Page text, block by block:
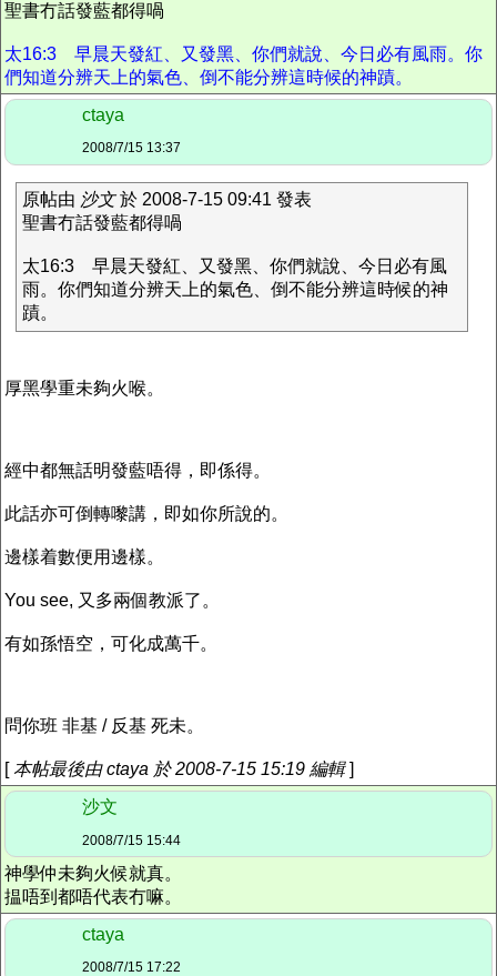
聖書冇話發藍都得喎
太16:3 早晨天發紅、又發黑、你們就說、今日必有風雨。你
們知道分辨天上的氣色、倒不能分辨這時候的神蹟。
ctaya
2008/7/15 13:37
原帖由 沙文於 2008-7-15 09:41 發表
聖書冇話發藍都得喎
太16:3 早晨天發紅、又發黑、你們就說、今日必有風
雨。你們知道分辨天上的氣色、倒不能分辨這時候的神
蹟。
厚黑學重未夠火喉。
經中都無話明發藍唔得，即係得。
此話亦可倒轉嚟講，即如你所說的。
邊樣着數便用邊樣。
You see, 又多兩個教派了。
有如孫悟空，可化成萬千。
問你班 非基 / 反基 死未。
[本帖最後由 ctaya 於 2008-7-15 15:19 編輯]
沙文
2008/7/15 15:44
神學仲未夠火候就真。
揾唔到都唔代表冇嘛。
ctaya
2008/7/15 17:22